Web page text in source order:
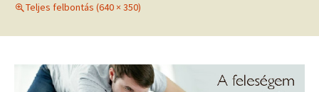
Teljes felbontás (640 × 350)